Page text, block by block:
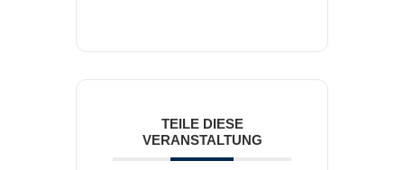
TEILE DIESE
VERANSTALTUNG